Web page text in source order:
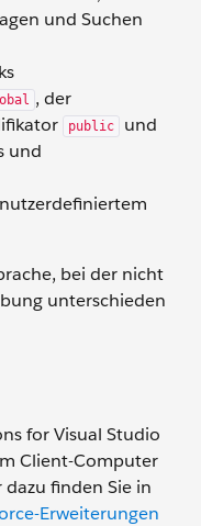
und Suchen
, der
public
und
und
bei der nicht
unterschieden
for Visual Studio
Client-Computer
finden Sie in
Erweiterungen